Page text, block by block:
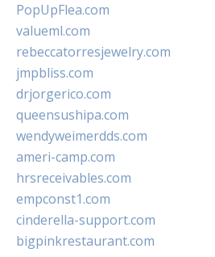
PopUpFlea.com
valueml.com
rebeccatorresjewelry.com
jmpbliss.com
drjorgerico.com
queensushipa.com
wendyweimerdds.com
ameri-camp.com
hrsreceivables.com
empconst1.com
cinderella-support.com
bigpinkrestaurant.com